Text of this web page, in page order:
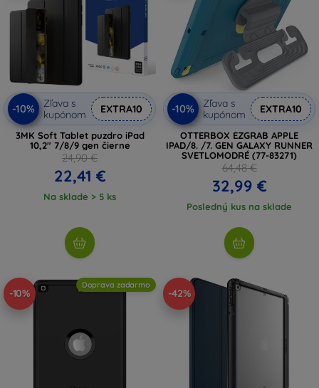
-10%
Zľava s
kupónom
EXTRA10
3MK Soft Tablet puzdro iPad
10,2" 7/8/9 gen čierne
24,90 €
22,41 €
Na sklade > 5 ks
-10%
Zľava s
kupónom
EXTRA10
OTTERBOX EZGRAB APPLE
IPAD/8. /7. GEN GALAXY RUNNER
SVETLOMODRÉ (77-83271)
64,48 €
32,99 €
Posledný kus na sklade
-10%
Doprava zadarmo
-42%